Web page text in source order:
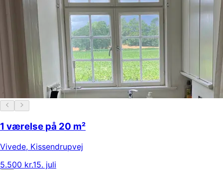
1 værelse på 20 m²
Vivede, Kissendrupvej
5.500 kr.15. juli